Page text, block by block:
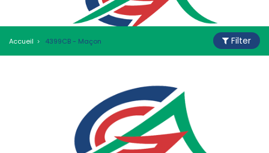
Accueil 4399CB - Maçon Filter